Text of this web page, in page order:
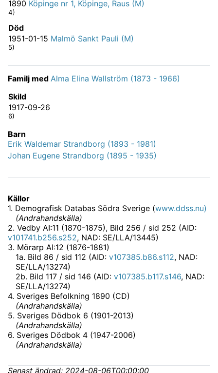
1890 Köpinge nr 1, Köpinge, Raus (M)
4)
Död
1951-01-15 Malmö Sankt Pauli (M)
5)
Familj med Alma Elina Wallström (1873 - 1966)
Skild
1917-09-26
6)
Barn
Erik Waldemar Strandborg (1893 - 1981)
Johan Eugene Strandborg (1895 - 1935)
Källor
1. Demografisk Databas Södra Sverige (www.ddss.nu)
(Andrahandskälla)
2. Vedby AI:11 (1870-1875), Bild 256 / sid 252 (AID:
v101741.b256.s252, NAD: SE/LLA/13445)
3. Mörarp AI:12 (1876-1881)
1a. Bild 86 / sid 112 (AID: v107385.b86.s112, NAD:
SE/LLA/13274)
2b. Bild 117 / sid 146 (AID: v107385.b117.s146, NAD:
SE/LLA/13274)
4. Sveriges Befolkning 1890 (CD)
(Andrahandskälla)
5. Sveriges Dödbok 6 (1901-2013)
(Andrahandskälla)
6. Sveriges Dödbok 4 (1947-2006)
(Andrahandskälla)
Senast ändrad: 2024-08-06T00:00:00